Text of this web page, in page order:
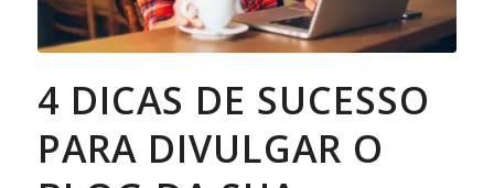
4 DICAS DE SUCESSO
PARA DIVULGAR O